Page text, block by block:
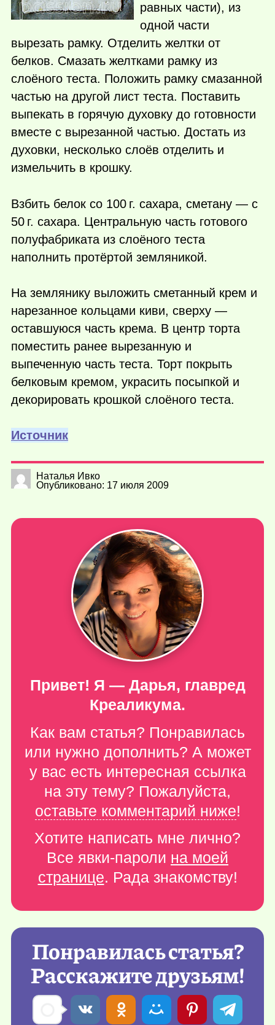
равных части), из
одной части
вырезать рамку. Отделить желтки от
белков. Смазать желтками рамку из
слоёного теста. Положить рамку смазанной
частью на другой лист теста. Поставить
выпекать в горячую духовку до готовности
вместе с вырезанной частью. Достать из
духовки, несколько слоёв отделить и
измельчить в крошку.
Взбить белок со 100 г. сахара, сметану — с
50 г. сахара. Центральную часть готового
полуфабриката из слоёного теста
наполнить протёртой земляникой.
На землянику выложить сметанный крем и
нарезанное кольцами киви, сверху —
оставшуюся часть крема. В центр торта
поместить ранее вырезанную и
выпеченную часть теста. Торт покрыть
белковым кремом, украсить посыпкой и
декорировать крошкой слоёного теста.
Источник
Наталья Ивко
Опубликовано: 17 июля 2009
Привет! Я — Дарья, главред
Креаликума.
Как вам статья? Понравилась
или нужно дополнить? А может
у вас есть интересная ссылка
на эту тему? Пожалуйста,
оставьте комментарий ниже!
Хотите написать мне лично?
Все явки-пароли на моей
странице. Рада знакомству!
Понравилась статья?
Расскажите друзьям!